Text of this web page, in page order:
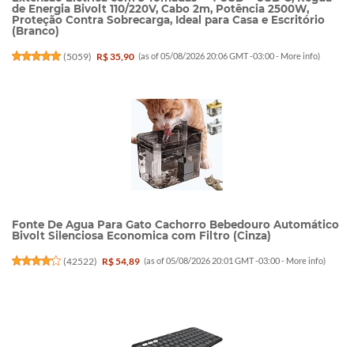
de Energia Bivolt 110/220V, Cabo 2m, Potência 2500W,
Proteção Contra Sobrecarga, Ideal para Casa e Escritório
(Branco)
(5059) R$ 35,90 (as of 05/08/2026 20:06 GMT -03:00 - More info)
Fonte De Agua Para Gato Cachorro Bebedouro Automático
Bivolt Silenciosa Economica com Filtro (Cinza)
(42522) R$ 54,89 (as of 05/08/2026 20:01 GMT -03:00 - More info)